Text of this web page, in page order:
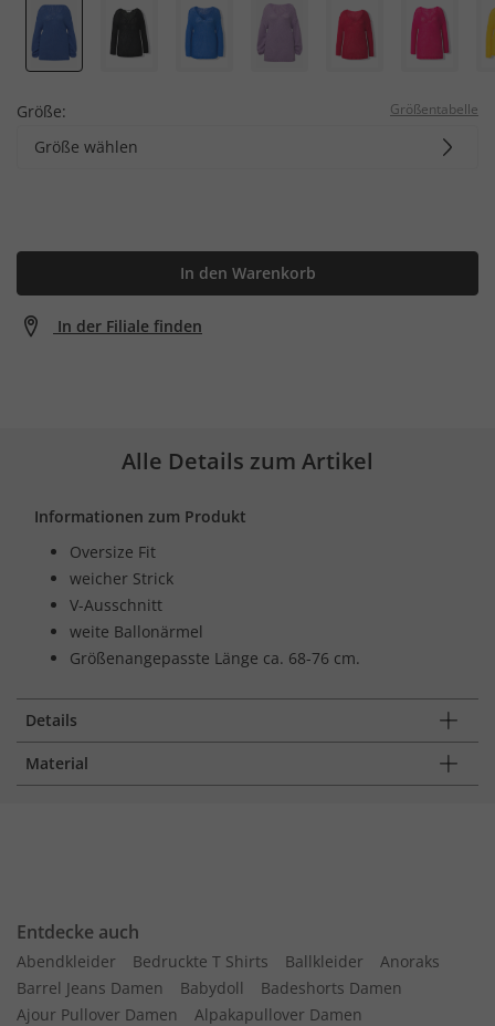
Größe: Größentabelle
Größe wählen
In den Warenkorb
In der Filiale finden
Alle Details zum Artikel
Informationen zum Produkt
Oversize Fit
weicher Strick
V-Ausschnitt
weite Ballonärmel
Größenangepasste Länge ca. 68-76 cm.
Details
Material
Entdecke auch
Abendkleider Bedruckte T Shirts Ballkleider
Anoraks
Barrel Jeans Damen
Babydoll
Badeshorts Damen
Ajour Pullover Damen
Alpakapullover Damen